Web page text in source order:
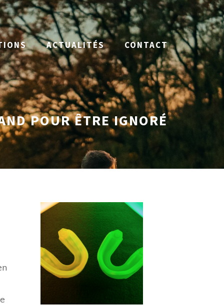
ACTUALITÉS CONTACT
POUR ÊTRE IGNORÉ